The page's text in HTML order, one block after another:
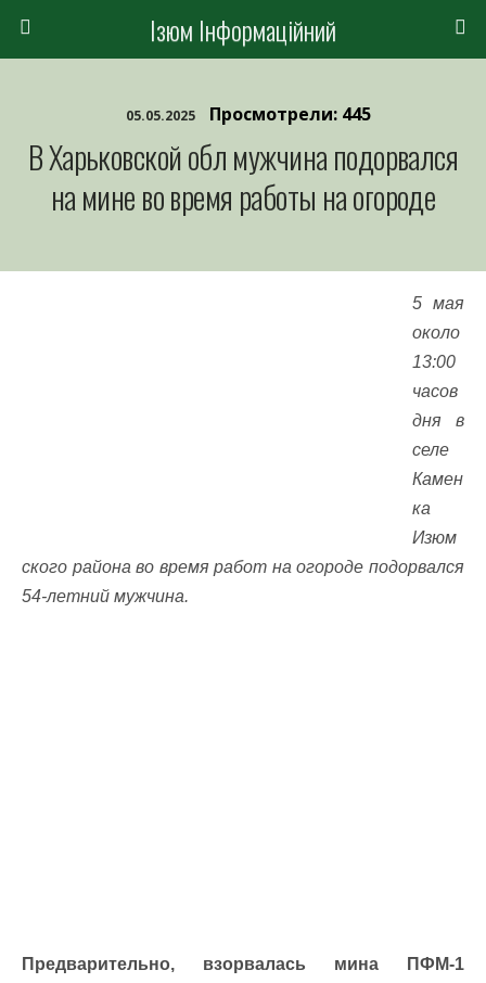
Ізюм Інформаційний
05.05.2025 Просмотрели: 445
В Харьковской обл мужчина подорвался
на мине во время работы на огороде
5 мая
около
13:00
часов
дня в
селе
Камен
ка
Изюм
ского района во время работ на огороде подорвался
54-летний мужчина.
Предварительно, взорвалась мина ПФМ-1